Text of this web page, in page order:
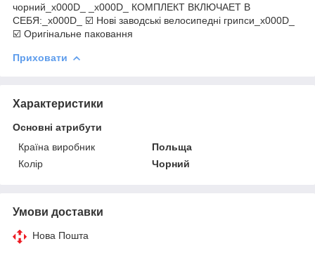
чорний_x000D_ _x000D_ КОМПЛЕКТ ВКЛЮЧАЕТ В
СЕБЯ:_x000D_ ☑️ Нові заводські велосипедні грипси_x000D_
☑️ Оригінальне паковання
Приховати
Характеристики
Основні атрибути
Країна виробник
Польща
Колір
Чорний
Умови доставки
Нова Пошта